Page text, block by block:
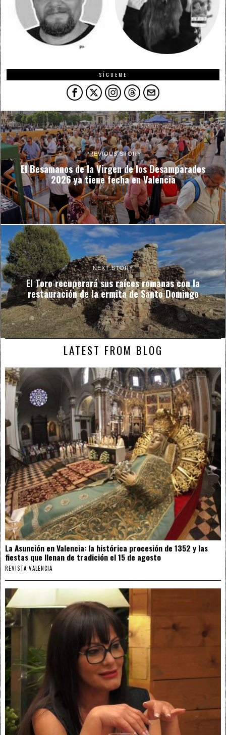
SÍGUEME
PREVIOUS STORY
El Besamanos de la Virgen de los Desamparados
2026 ya tiene fecha en Valencia
NEXT STORY
El Toro recuperará sus raíces romanas con la
restauración de la ermita de Santo Domingo
LATEST FROM BLOG
La Asunción en Valencia: la histórica procesión de 1352 y las
fiestas que llenan de tradición el 15 de agosto
REVISTA VALENCIA